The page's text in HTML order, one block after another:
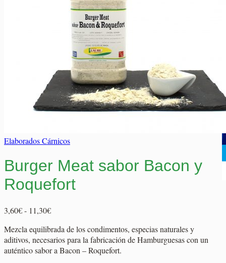
No hay productos en el carrito.
Volver a la tienda
No hay productos en el carrito.
Volver a la tienda
Elaborados Cárnicos
Salsas y Siropes
Elaborados Cárnicos
Burger Meat sabor Bacon y
Roquefort
3,60€- 11,30€Rango
precios:
desde
3,60€
Mezcla equilibrada de los condimentos, especias naturales y
aditivos, necesarios para la fabricación de Hamburguesas con un
auténtico sabor a Bacon – Roquefort.